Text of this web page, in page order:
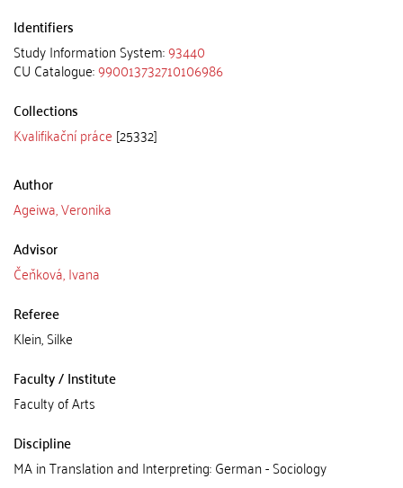
Identifiers
Study Information System:93440
CU Catalogue:990013732710106986
Collections
Kvalifikační práce [25332]
Author
Ageiwa, Veronika
Advisor
Čeňková, Ivana
Referee
Klein, Silke
Faculty / Institute
Faculty of Arts
Discipline
MA in Translation and Interpreting: German - Sociology